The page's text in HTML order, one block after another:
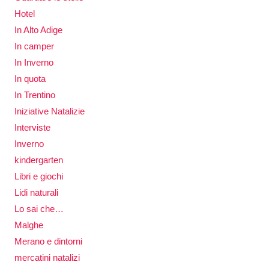
Hotel
In Alto Adige
In camper
In Inverno
In quota
In Trentino
Iniziative Natalizie
Interviste
Inverno
kindergarten
Libri e giochi
Lidi naturali
Lo sai che…
Malghe
Merano e dintorni
mercatini natalizi